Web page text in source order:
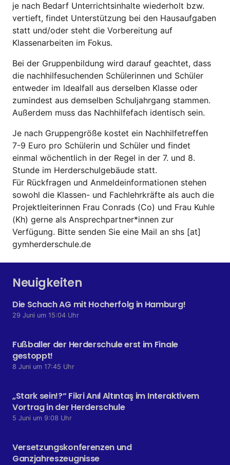
je nach Bedarf Unterrichtsinhalte wiederholt bzw.
vertieft, findet Unterstützung bei den Hausaufgaben
statt und/oder steht die Vorbereitung auf
Klassenarbeiten im Fokus.
Bei der Gruppenbildung wird darauf geachtet, dass
die nachhilfesuchenden Schülerinnen und Schüler
entweder im Idealfall aus derselben Klasse oder
zumindest aus demselben Schuljahrgang stammen.
Außerdem muss das Nachhilfefach identisch sein.
Je nach Gruppengröße kostet ein Nachhilfetreffen
7-9 Euro pro Schülerin und Schüler und findet
einmal wöchentlich in der Regel in der 7. und 8.
Stunde im Herderschulgebäude statt.
Für Rückfragen und Anmeldeinformationen stehen
sowohl die Klassen- und Fachlehrkräfte als auch die
Projektleiterinnen Frau Conrads (Co) und Frau Kuhle
(Kh) gerne als Ansprechpartner*innen zur
Verfügung. Bitte senden Sie eine Mail an shs [at]
gymherderschule.de
Neuigkeiten
Die Schach AG mit Hocherfolg in Hamburg!
29 Juni um 15:04 Uhr
Fußballer der Herderschule erst im Finale
gestoppt!
8 Juni um 17:45 Uhr
„Stark sein!?“ Fikri Anıl Altıntaş im Interaktivem
Vortrag in der Herderschule
5 Juni um 9:08 Uhr
Versetzungskonferenzen und
Ganzjahreszeugnisse